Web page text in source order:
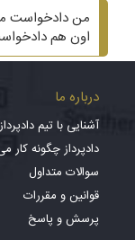
من دادخواست
اون هم
درباره ما
آشنایی با تیم دادپرداز
دادپرداز چگونه کار
سوالات متداول
قوانین و مقررات
پرسش و پاسخ